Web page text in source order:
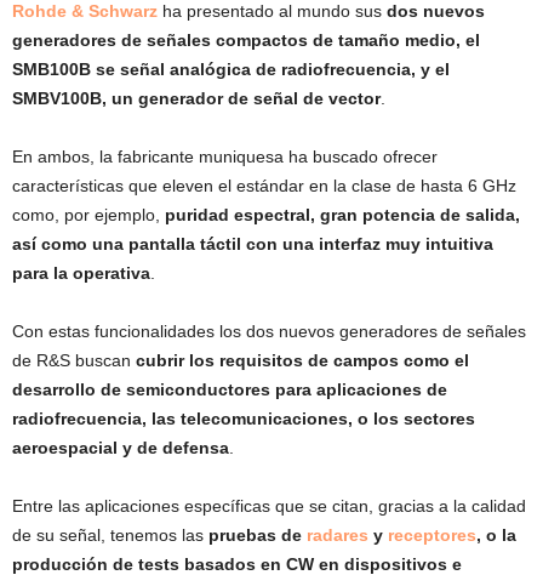
Rohde & Schwarz ha presentado al mundo sus dos nuevos
generadores de señales compactos de tamaño medio, el
SMB100B se señal analógica de radiofrecuencia, y el
SMBV100B, un generador de señal de vector.
En ambos, la fabricante muniquesa ha buscado ofrecer
características que eleven el estándar en la clase de hasta 6 GHz
como, por ejemplo, puridad espectral, gran potencia de salida,
así como una pantalla táctil con una interfaz muy intuitiva
para la operativa
Con estas funcionalidades los dos nuevos generadores de señales
de R&S buscan cubrir los requisitos de campos como el
desarrollo de semiconductores para aplicaciones de
radiofrecuencia, las telecomunicaciones, o los sectores
aeroespacial y de defensa
Entre las aplicaciones específicas que se citan, gracias a la calidad
de su señal, tenemos las pruebas de radares y receptores, o la
producción de tests basados en CW en dispositivos e